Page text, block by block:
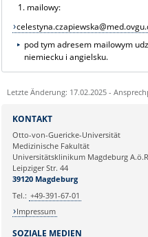
mailowy:
pod tym adresem mailowym
niemiecku i angielsku.
Letzte Änderung: 17.02.2025 -
Ihre E-Mailadresse:
Ihr Anliegen:
SOZIALE MEDIEN
KONTAKT
Otto-von-Guericke-Universität
Medizinische Fakultät
Universitätsklinikum Magdeburg
Leipziger Str. 44
39120 Magdeburg
Tel.: +49-391-67-01
Impressum